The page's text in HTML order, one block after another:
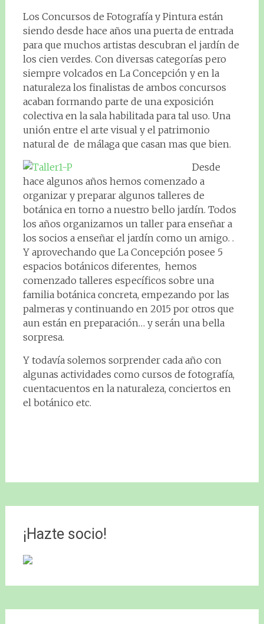
Los Concursos de Fotografía y Pintura están
siendo desde hace años una puerta de entrada
para que muchos artistas descubran el jardín de
los cien verdes. Con diversas categorías pero
siempre volcados en La Concepción y en la
naturaleza los finalistas de ambos concursos
acaban formando parte de una exposición
colectiva en la sala habilitada para tal uso. Una
unión entre el arte visual y el patrimonio
natural de de málaga que casan mas que bien.
Desde
hace algunos años hemos comenzado a
organizar y preparar algunos talleres de
botánica en torno a nuestro bello jardín. Todos
los años organizamos un taller para enseñar a
los socios a enseñar el jardín como un amigo. .
Y aprovechando que La Concepción posee 5
espacios botánicos diferentes, hemos
comenzado talleres específicos sobre una
familia botánica concreta, empezando por las
palmeras y continuando en 2015 por otros que
aun están en preparación… y serán una bella
sorpresa.
Y todavía solemos sorprender cada año con
algunas actividades como cursos de fotografía,
cuentacuentos en la naturaleza, conciertos en
el botánico etc.
¡Hazte socio!